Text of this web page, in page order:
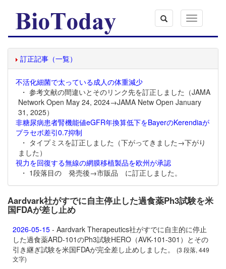
Toggle
navigation
訂正記事（一覧）
不活化細菌で太っている成人の体重減少
・ 参考文献の間違いとそのリンク先を訂正しました（JAMA
Network Open May 24, 2024→JAMA Netw Open January
31, 2025）
非糖尿病患者腎機能値eGFR年換算低下をBayerのKerendiaが
プラセボ差引0.7抑制
・ タイプミスを訂正しました（下がってきました→下がり
ました）
視力を回復する無線の網膜移植製品を欧州が承認
・ 1段落目の 発売後→市販品 に訂正しました。
Aardvark社がすでに自主停止した過食薬Ph3試験を米
国FDAが差し止め
2026-05-15 - Aardvark Therapeutics社がすでに自主的に停止
した過食薬ARD-101のPh3試験HERO（AVK-101-301）とその
引き継ぎ試験を米国FDAが完全差し止めしました。
(3 段落, 449
文字)